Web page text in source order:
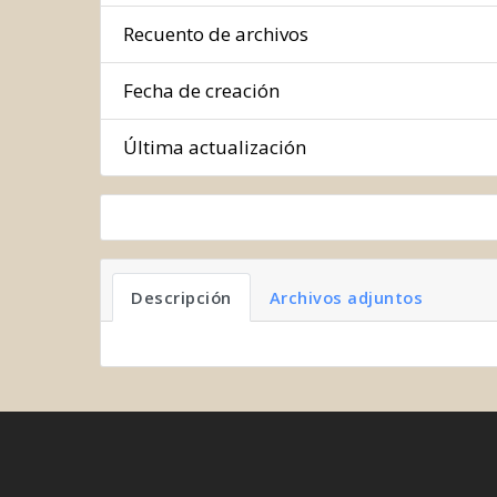
Recuento de archivos
Fecha de creación
Última actualización
Descripción Archivos adjuntos